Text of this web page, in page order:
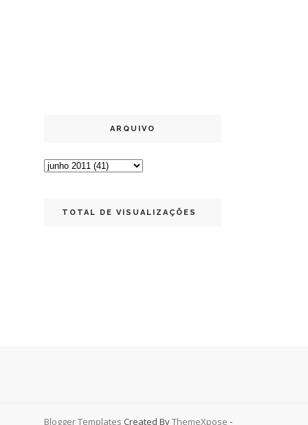
ARQUIVO
TOTAL DE VISUALIZAÇÕES
Blogger Templates Created ByThemeXpose -